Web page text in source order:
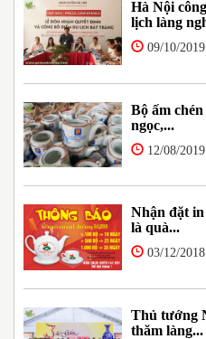
Hà Nội
lịch làng
09/10/2019
Bộ ấm
ngọc,...
12/08/2019
Nhận đặt in
là quà...
03/12/2018
Thủ tướng
thăm làng...